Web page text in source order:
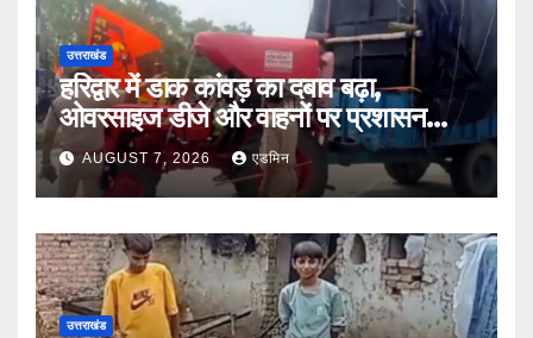
उत्तराखंड
हरिद्वार में डाक कांवड़ का दबाव बढ़ा,
ओवरसाइज डीजे और वाहनों पर प्रशासन
सख्तAUGUST 7, 2026 एडमिन
उत्तराखंड